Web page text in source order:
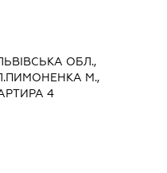
ОБЛ.,
М.,
4